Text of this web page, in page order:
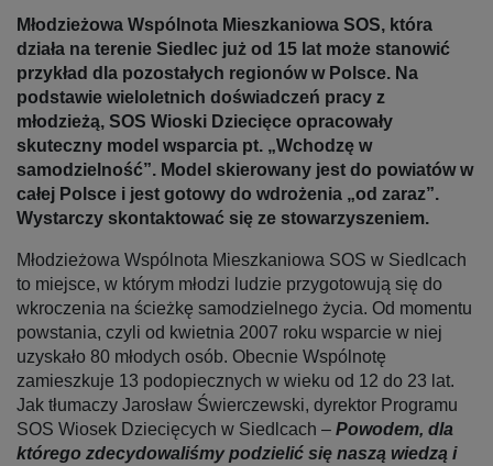
Młodzieżowa Wspólnota Mieszkaniowa SOS, która
działa na terenie Siedlec już od 15 lat może stanowić
przykład dla pozostałych regionów w Polsce. Na
podstawie wieloletnich doświadczeń pracy z
młodzieżą, SOS Wioski Dziecięce opracowały
skuteczny model wsparcia pt. „Wchodzę w
samodzielność”. Model skierowany jest do powiatów w
całej Polsce i jest gotowy do wdrożenia „od zaraz”.
Wystarczy skontaktować się ze stowarzyszeniem.
Młodzieżowa Wspólnota Mieszkaniowa SOS w Siedlcach
to miejsce, w którym młodzi ludzie przygotowują się do
wkroczenia na ścieżkę samodzielnego życia. Od momentu
powstania, czyli od kwietnia 2007 roku wsparcie w niej
uzyskało 80 młodych osób. Obecnie Wspólnotę
zamieszkuje 13 podopiecznych w wieku od 12 do 23 lat.
Jak tłumaczy Jarosław Świerczewski, dyrektor Programu
SOS Wiosek Dziecięcych w Siedlcach – Powodem, dla
którego zdecydowaliśmy podzielić się naszą wiedzą i